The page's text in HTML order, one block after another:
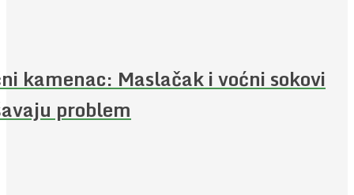
kamenac: Maslačak i voćni sokovi
problem